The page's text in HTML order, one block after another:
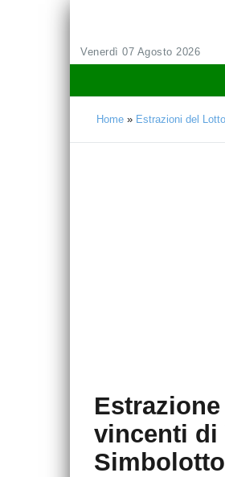
Venerdì 07 Agosto 2026
Home » Estrazioni del Lotto
vincenti di
Simbolotto